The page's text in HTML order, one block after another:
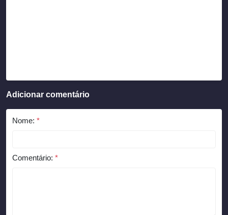
Adicionar comentário
Nome: *
Comentário: *